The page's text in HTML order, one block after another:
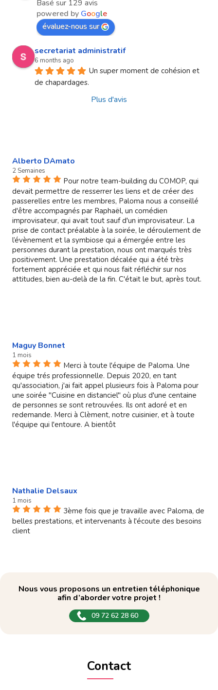
Basé sur 129 avis
powered by Google
évaluez-nous sur
secretariat administratif
6 months ago
Un super moment de cohésion et
de chapardages.
Plus d'avis
Alberto DAmato
2 Semaines
Pour notre team-building du COMOP, qui
devait permettre de resserrer les liens et de créer des
passerelles entre les membres, Paloma nous a conseillé
d'être accompagnés par Raphaël, un comédien
improvisateur, qui avait tout sauf d'un improvisateur. La
prise de contact préalable à la soirée, le déroulement de
l’évènement et la symbiose qui a émergée entre les
personnes durant la prestation, nous ont marqués très
positivement. Une prestation décalée qui a été très
fortement appréciée et qui nous fait réfléchir sur nos
attitudes, bien au-delà de la fin. C'était le but, après tout.
Maguy Bonnet
1 mois
Merci à toute l'équipe de Paloma. Une
équipe trés professionnelle. Depuis 2020, en tant
qu'association, j'ai fait appel plusieurs fois à Paloma pour
une soirée "Cuisine en distanciel" où plus d'une centaine
de personnes se sont retrouvées. Ils ont adoré et en
redemande. Merci à Clèment, notre cuisinier, et à toute
l'équipe qui l'entoure. A bientôt
Nathalie Delsaux
1 mois
3ème fois que je travaille avec Paloma, de
belles prestations, et intervenants à l'écoute des besoins
client
Nous vous proposons un entretien téléphonique
afin d’aborder votre projet !
09 72 62 28 60
Contact